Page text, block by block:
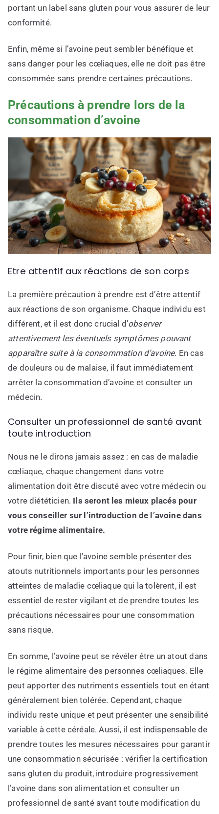
portant un label sans gluten pour vous assurer de leur
conformité.
Enfin, même si l’avoine peut sembler bénéfique et
sans danger pour les cœliaques, elle ne doit pas être
consommée sans prendre certaines précautions.
Précautions à prendre lors de la
consommation d’avoine
Etre attentif aux réactions de son corps
La première précaution à prendre est d’être attentif
aux réactions de son organisme. Chaque individu est
différent, et il est donc crucial d’observer
attentivement les éventuels symptômes pouvant
apparaître suite à la consommation d’avoine. En cas
de douleurs ou de malaise, il faut immédiatement
arrêter la consommation d’avoine et consulter un
médecin.
Consulter un professionnel de santé avant
toute introduction
Nous ne le dirons jamais assez : en cas de maladie
cœliaque, chaque changement dans votre
alimentation doit être discuté avec votre médecin ou
votre diététicien. Ils seront les mieux placés pour
vous conseiller sur l’introduction de l’avoine dans
votre régime alimentaire.
Pour finir, bien que l’avoine semble présenter des
atouts nutritionnels importants pour les personnes
atteintes de maladie cœliaque qui la tolèrent, il est
essentiel de rester vigilant et de prendre toutes les
précautions nécessaires pour une consommation
sans risque.
En somme, l’avoine peut se révéler être un atout dans
le régime alimentaire des personnes cœliaques. Elle
peut apporter des nutriments essentiels tout en étant
généralement bien tolérée. Cependant, chaque
individu reste unique et peut présenter une sensibilité
variable à cette céréale. Aussi, il est indispensable de
prendre toutes les mesures nécessaires pour garantir
une consommation sécurisée : vérifier la certification
sans gluten du produit, introduire progressivement
l’avoine dans son alimentation et consulter un
professionnel de santé avant toute modification du